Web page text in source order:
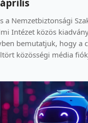
április
a Nemzetbiztonsági
Intézet közös
bemutatjuk, hogy a
közösségi média